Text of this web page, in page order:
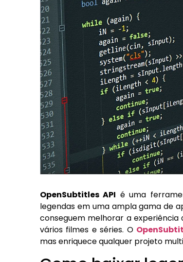
OpenSubtitles API é uma
legendas em uma ampla gama de
conseguem melhorar a experiência
vários filmes e séries. O
mas enriquece qualquer projeto